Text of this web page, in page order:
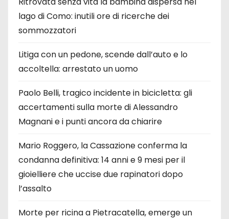
lago di Como: inutili ore di ricerche dei
sommozzatori
Litiga con un pedone, scende dall’auto e lo
accoltella: arrestato un uomo
Paolo Belli, tragico incidente in bicicletta: gli
accertamenti sulla morte di Alessandro
Magnani e i punti ancora da chiarire
Mario Roggero, la Cassazione conferma la
condanna definitiva: 14 anni e 9 mesi per il
gioielliere che uccise due rapinatori dopo
l’assalto
Morte per ricina a Pietracatella, emerge un